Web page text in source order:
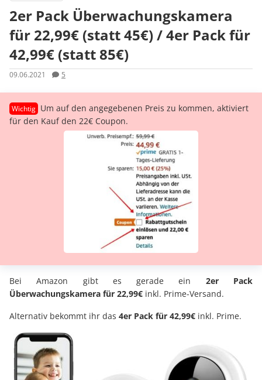
2er Pack Überwachungskamera
für 22,99€ (statt 45€) / 4er Pack für
42,99€ (statt 85€)
09.06.2021 5
Um auf den angegebenen Preis zu kommen, aktiviert
für den Kauf den 22€ Coupon.
Bei Amazon gibt es gerade ein 2er Pack
Überwachungskamera für 22,99€ inkl. Prime-Versand.
Alternativ bekommt ihr das 4er Pack für 42,99€ inkl. Prime.